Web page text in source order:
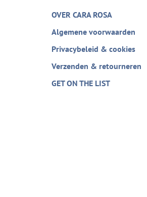
OVER CARA ROSA
Algemene voorwaarden
Privacybeleid & cookies
Verzenden & retourneren
GET ON THE LIST